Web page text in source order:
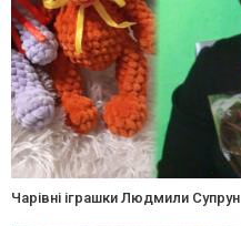
Чарівні іграшки Людмили Супрун